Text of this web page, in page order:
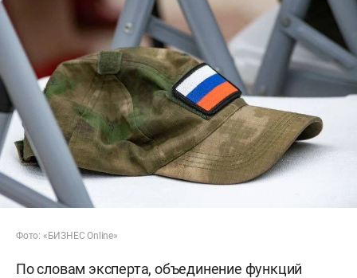
Фото: «БИЗНЕС Online»
По словам эксперта, объединение функций